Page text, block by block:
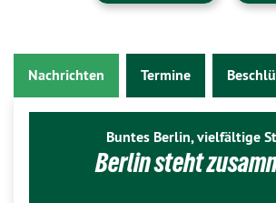
Nachrichten Termine
Buntes Berlin, vielfältige
Berlin steht